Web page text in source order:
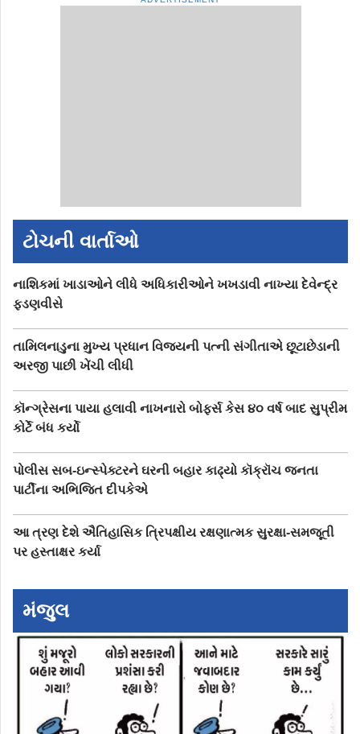
ટોચની વાર્તાઓ
નાશિકમાં ખાડાઓને લીધે અધિકારીઓને ખખડાવી નાખ્યા દેવેન્દ્ર
ફડણવીસે
તામિલનાડુના મુખ્ય પ્રધાન વિજયની પત્ની સંગીતાએ છૂટાછેડાની
અરજી પાછી ખેંચી લીધી
કૉન્ગ્રેસના પાયા હલાવી નાખનારો બોફર્સ કેસ ૪૦ વર્ષ બાદ સુપ્રીમ
કોર્ટે બંધ કર્યો
પોલીસ સબ-ઇન્સ્પેક્ટરને ઘરની બહાર કાઢ્યો કૉક્રૉચ જનતા
પાર્ટીના અભિજિત દીપકેએ
આ ત્રણ દેશે ઐતિહાસિક ત્રિપક્ષીય રક્ષણાત્મક સુરક્ષા-સમજૂતી
પર હસ્તાક્ષર કર્યા
મંજુલ